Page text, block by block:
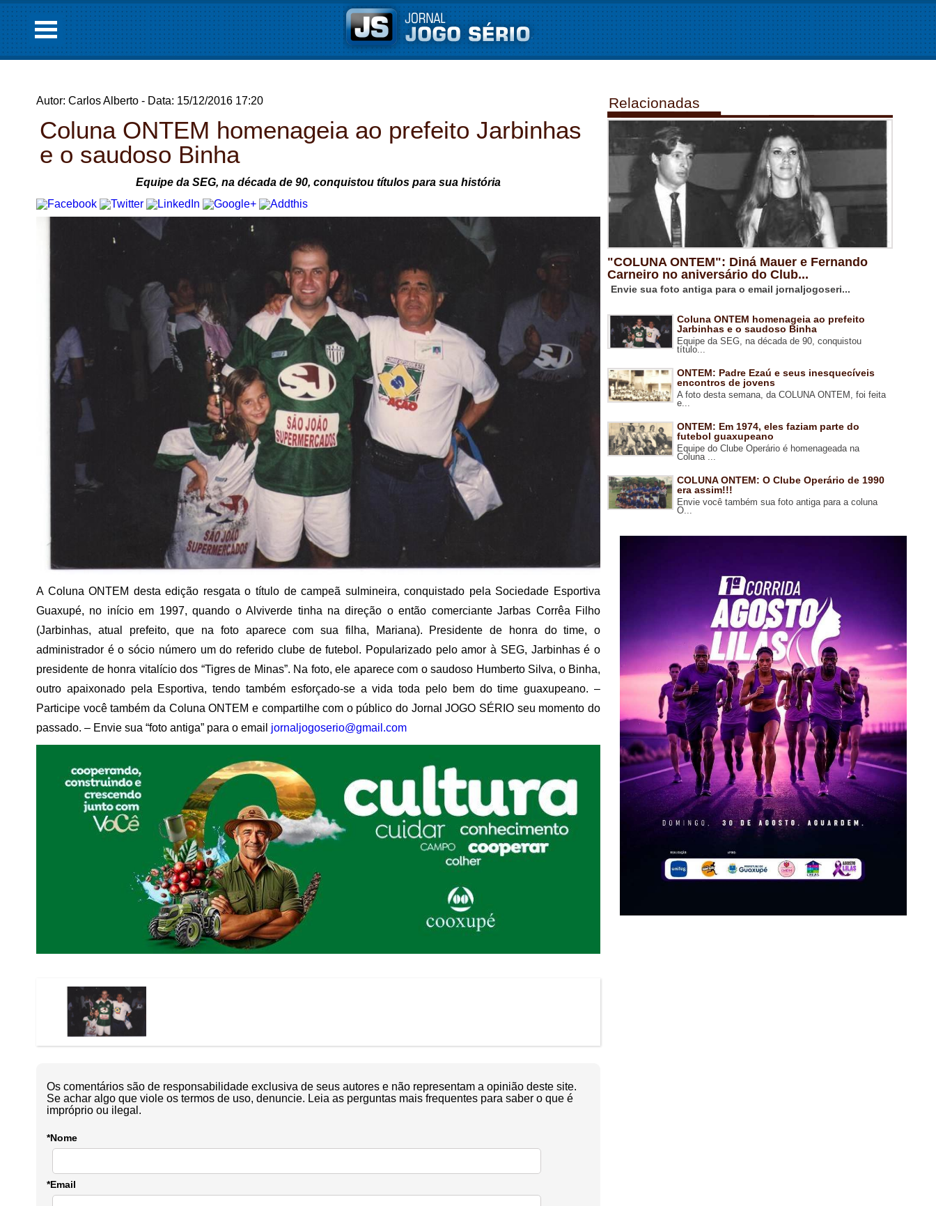
Autor: Carlos Alberto - Data: 15/12/2016 17:20
Coluna ONTEM homenageia ao prefeito Jarbinhas
e o saudoso Binha
Equipe da SEG, na década de 90, conquistou títulos para sua história
A Coluna ONTEM desta edição resgata o título de campeã sulmineira, conquistado pela Sociedade Esportiva
Guaxupé, no início em 1997, quando o Alviverde tinha na direção o então comerciante Jarbas Corrêa Filho
(Jarbinhas, atual prefeito, que na foto aparece com sua filha, Mariana). Presidente de honra do time, o
administrador é o sócio número um do referido clube de futebol. Popularizado pelo amor à SEG, Jarbinhas é o
presidente de honra vitalício dos “Tigres de Minas”. Na foto, ele aparece com o saudoso Humberto Silva, o Binha,
outro apaixonado pela Esportiva, tendo também esforçado-se a vida toda pelo bem do time guaxupeano. –
Participe você também da Coluna ONTEM e compartilhe com o público do Jornal JOGO SÉRIO seu momento do
passado. – Envie sua “foto antiga” para o email jornaljogoserio@gmail.com
Os comentários são de responsabilidade exclusiva de seus autores e não representam a opinião deste site.
Se achar algo que viole os termos de uso, denuncie. Leia as perguntas mais frequentes para saber o que é
impróprio ou ilegal.
*Nome
*Email
Relacionadas
"COLUNA ONTEM": Diná Mauer e Fernando
Carneiro no aniversário do Club...
Envie sua foto antiga para o email jornaljogoseri...
Coluna ONTEM homenageia ao prefeito
Jarbinhas e o saudoso Binha
Equipe da SEG, na década de 90, conquistou
título...
ONTEM: Padre Ezaú e seus inesquecíveis
encontros de jovens
A foto desta semana, da COLUNA ONTEM, foi feita
e...
ONTEM: Em 1974, eles faziam parte do
futebol guaxupeano
Equipe do Clube Operário é homenageada na
Coluna ...
COLUNA ONTEM: O Clube Operário de 1990
era assim!!!
Envie você também sua foto antiga para a coluna
O...